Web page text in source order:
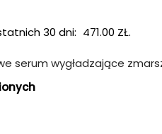
30 dni: 471.00 ZŁ.
serum wygładzające